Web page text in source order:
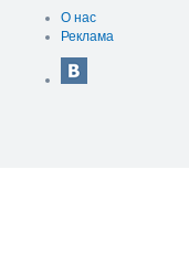
О нас
Реклама